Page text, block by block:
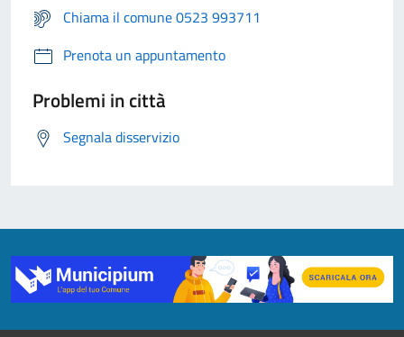
Chiama il comune 0523 993711
Prenota un appuntamento
Problemi in città
Segnala disservizio